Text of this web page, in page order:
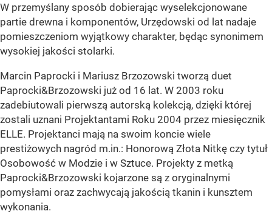
W przemyślany sposób dobierając wyselekcjonowane
partie drewna i komponentów, Urzędowski od lat nadaje
pomieszczeniom wyjątkowy charakter, będąc synonimem
wysokiej jakości stolarki.
Marcin Paprocki i Mariusz Brzozowski tworzą duet
Paprocki&Brzozowski już od 16 lat. W 2003 roku
zadebiutowali pierwszą autorską kolekcją, dzięki której
zostali uznani Projektantami Roku 2004 przez miesięcznik
ELLE. Projektanci mają na swoim koncie wiele
prestiżowych nagród m.in.: Honorową Złota Nitkę czy tytuł
Osobowość w Modzie i w Sztuce. Projekty z metką
Paprocki&Brzozowski kojarzone są z oryginalnymi
pomysłami oraz zachwycają jakością tkanin i kunsztem
wykonania.